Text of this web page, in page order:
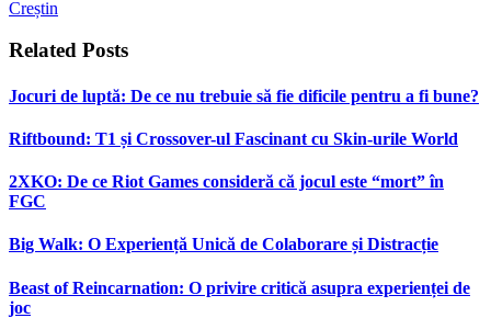
Creștin
Related Posts
Jocuri de luptă: De ce nu trebuie să fie dificile pentru a fi bune?
Riftbound: T1 și Crossover-ul Fascinant cu Skin-urile World
2XKO: De ce Riot Games consideră că jocul este “mort” în
FGC
Big Walk: O Experiență Unică de Colaborare și Distracție
Beast of Reincarnation: O privire critică asupra experienței de
joc